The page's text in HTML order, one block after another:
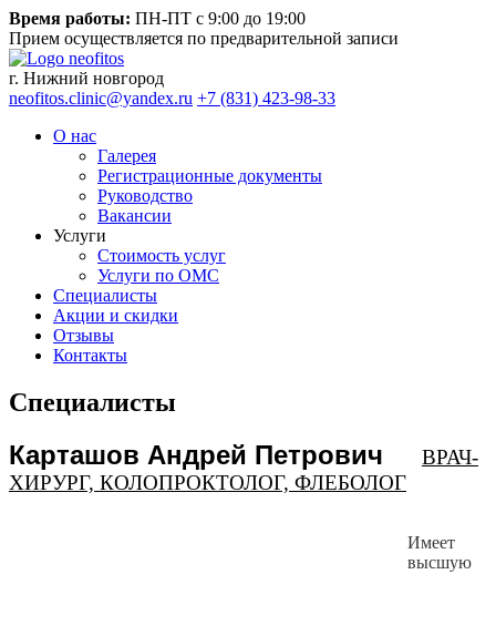
Время работы: ПН-ПТ с 9:00 до 19:00
Прием осуществляется по предварительной записи
г. Нижний новгород
neofitos.clinic@yandex.ru +7 (831) 423-98-33
О нас
Галерея
Регистрационные документы
Руководство
Вакансии
Услуги
Стоимость услуг
Услуги по ОМС
Специалисты
Акции и скидки
Отзывы
Контакты
Специалисты
Карташов Андрей Петрович
ВРАЧ-
ХИРУРГ, КОЛОПРОКТОЛОГ, ФЛЕБОЛОГ
Имеет
высшую